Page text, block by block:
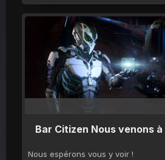
Bar Citizen Nous venons
Nous espérons vous y voir !